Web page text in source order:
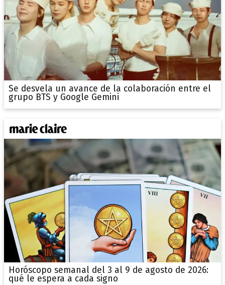
Se desvela un avance de la colaboración entre el
grupo BTS y Google Gemini
Horóscopo semanal del 3 al 9 de agosto de 2026:
qué le espera a cada signo